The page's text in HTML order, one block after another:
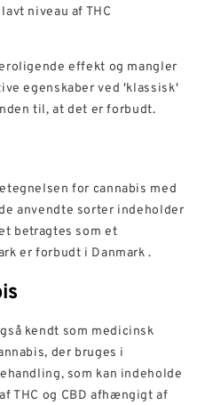
niveau af THC
effekt og mangler
egenskaber ved 'klassisk'
til, at det er forbudt.
for cannabis med
anvendte sorter indeholder
betragtes som et
er forbudt i Danmark .
kendt som medicinsk
der bruges i
som kan indeholde
THC og CBD afhængigt af